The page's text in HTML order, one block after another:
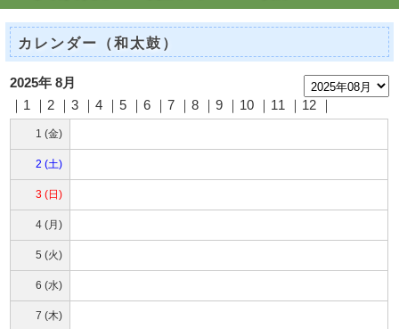
カレンダー（和太鼓）
2025年 8月
｜1 ｜2 ｜3 ｜4 ｜5 ｜6 ｜7 ｜8 ｜9 ｜10 ｜11 ｜12 ｜
1 (金)
2 (土)
3 (日)
4 (月)
5 (火)
6 (水)
7 (木)